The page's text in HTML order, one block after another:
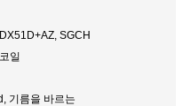
SGCH
일
기름을 바르는